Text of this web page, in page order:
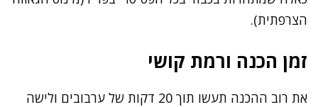
הצרפתית).
זמן הכנה ורמת קושי
את רוב ההכנה תעשו תוך 20 דקות של ערבובים ולישה